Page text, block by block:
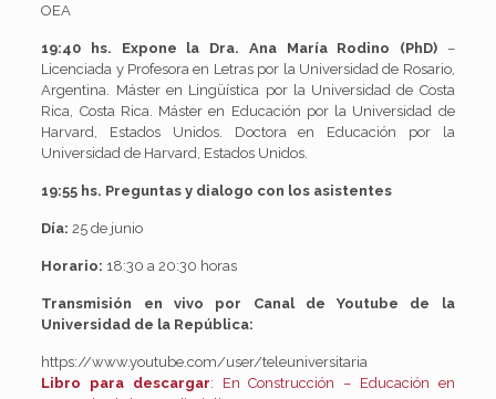
OEA
19:40 hs. Expone la Dra. Ana María Rodino (PhD) –
Licenciada y Profesora en Letras por la Universidad de Rosario,
Argentina. Máster en Lingüística por la Universidad de Costa
Rica, Costa Rica. Máster en Educación por la Universidad de
Harvard, Estados Unidos. Doctora en Educación por la
Universidad de Harvard, Estados Unidos.
19:55 hs. Preguntas y dialogo con los asistentes
Día: 25 de junio
Horario: 18:30 a 20:30 horas
Transmisión en vivo por Canal de Youtube de la
Universidad de la República:
https://www.youtube.com/user/teleuniversitaria
Libro para descargar: En Construcción – Educación en